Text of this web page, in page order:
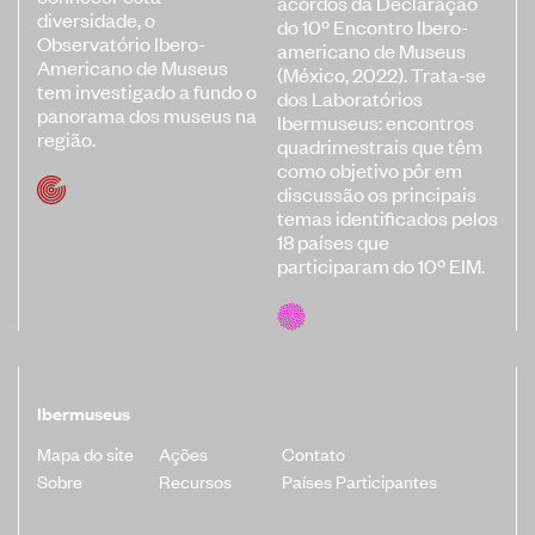
Banco de Boas Práticas
Convocatórias
Publicações Ibermuseus
Centro de Documentação
Plataforma de Diagnósticos
diversidade, o
Observatório Ibero-
Americano de Museus
tem investigado a fundo o
panorama dos museus na
região.
do 10º Encontro Ibero-
americano de Museus
(México, 2022). Trata-se
dos Laboratórios
Ibermuseus: encontros
quadrimestrais que têm
como objetivo pôr em
discussão os principais
temas identificados pelos
18 países que
participaram do 10º EIM.
Ibermuseus
Mapa do site
Ações
Contato
Sobre
Recursos Países Participantes